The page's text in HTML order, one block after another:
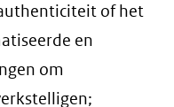
of het
en
om